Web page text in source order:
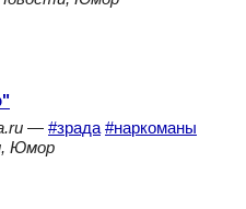
— #зрада #наркоманы
Юмор